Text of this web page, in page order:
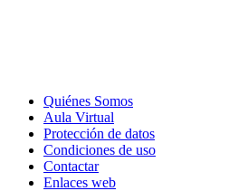
Quiénes Somos
Aula Virtual
Protección de datos
Condiciones de uso
Contactar
Enlaces web